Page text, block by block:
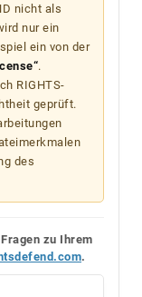
nicht als
nur ein
ein von der
.
RIGHTS-
geprüft.
des
zu Ihrem
.